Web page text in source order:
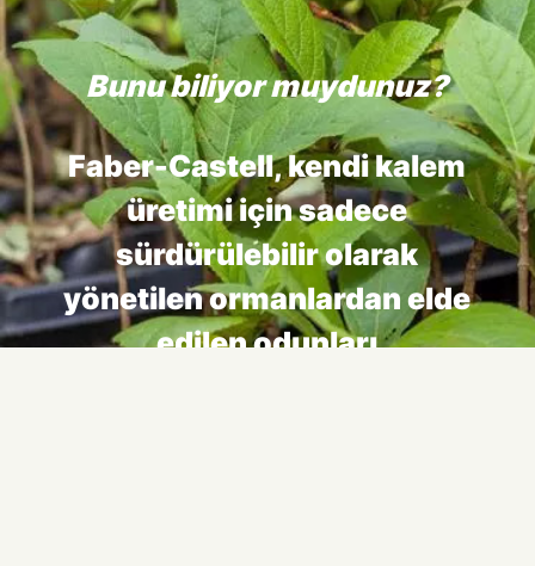
Bunu biliyor muydunuz?
Faber-Castell, kendi kalem
üretimi için sadece
sürdürülebilir olarak
yönetilen ormanlardan elde
edilen odunları